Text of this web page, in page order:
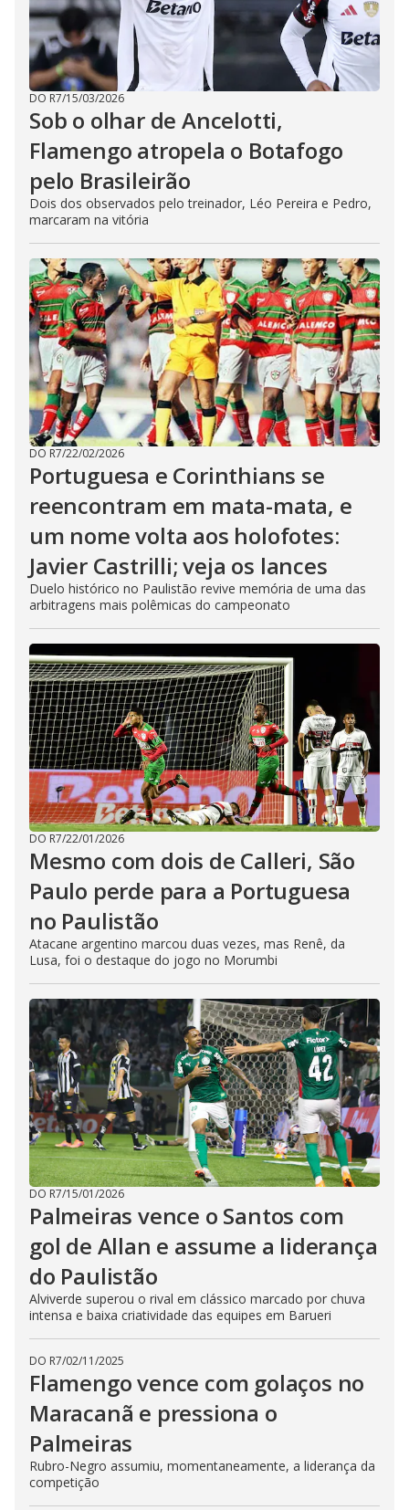
DO R7/15/03/2026
Sob o olhar de Ancelotti,
Flamengo atropela o Botafogo
pelo Brasileirão
Dois dos observados pelo treinador, Léo Pereira e Pedro,
marcaram na vitória
DO R7/22/02/2026
Portuguesa e Corinthians se
reencontram em mata-mata, e
um nome volta aos holofotes:
Javier Castrilli; veja os lances
Duelo histórico no Paulistão revive memória de uma das
arbitragens mais polêmicas do campeonato
DO R7/22/01/2026
Mesmo com dois de Calleri, São
Paulo perde para a Portuguesa
no Paulistão
Atacane argentino marcou duas vezes, mas Renê, da
Lusa, foi o destaque do jogo no Morumbi
DO R7/15/01/2026
Palmeiras vence o Santos com
gol de Allan e assume a liderança
do Paulistão
Alviverde superou o rival em clássico marcado por chuva
intensa e baixa criatividade das equipes em Barueri
DO R7/02/11/2025
Flamengo vence com golaços no
Maracanã e pressiona o
Palmeiras
Rubro-Negro assumiu, momentaneamente, a liderança da
competição